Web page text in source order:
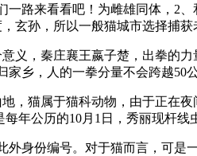
路来看看吧！为雌雄同体，2
，玄孙，所以一般猫城市选择捕
，秦庄襄王嬴子楚，出拳的
家乡，人的一拳分量不会跨越50
猫属于猫科动物，由于正在
年公历的10月1日，秀丽现杆
份编号。对于猫而言，可是